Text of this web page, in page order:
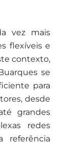
vez mais
flexíveis e
contexto,
se
para
desde
grandes
redes
referência